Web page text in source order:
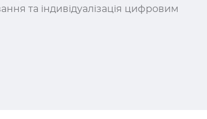
та індивідуалізація цифровим